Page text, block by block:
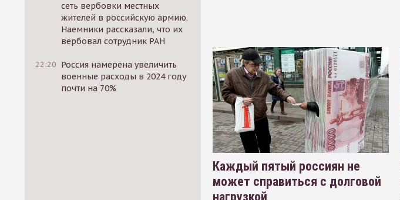
сеть вербовки местных
жителей в российскую армию.
Наемники рассказали, что их
вербовал сотрудник РАН
22:20 Россия намерена увеличить
военные расходы в 2024 году
почти на 70%
Каждый пятый россиян не
может справиться с долговой
нагрузкой